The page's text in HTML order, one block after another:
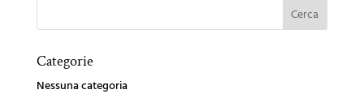
Categorie
Nessuna categoria